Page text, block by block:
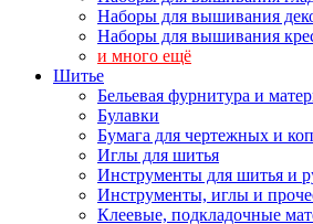
Наборы для вышивания
Наборы для вышивания
и много ещё
Шитье
Бельевая фурнитура и
Булавки
Бумага для чертежных и
Иглы для шитья
Инструменты для шитья и
Инструменты, иглы и
Клеевые, подкладочные